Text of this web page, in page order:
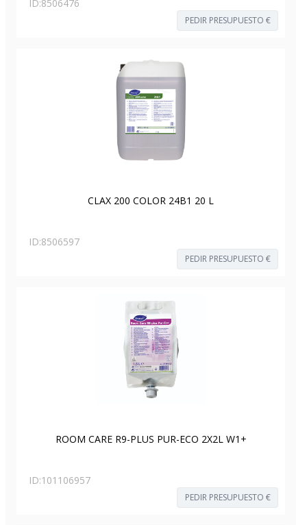
ID:8506476
PEDIR PRESUPUESTO €
CLAX 200 COLOR 24B1 20 L
ID:8506597
PEDIR PRESUPUESTO €
ROOM CARE R9-PLUS PUR-ECO 2X2L W1+
ID:101106957
PEDIR PRESUPUESTO €